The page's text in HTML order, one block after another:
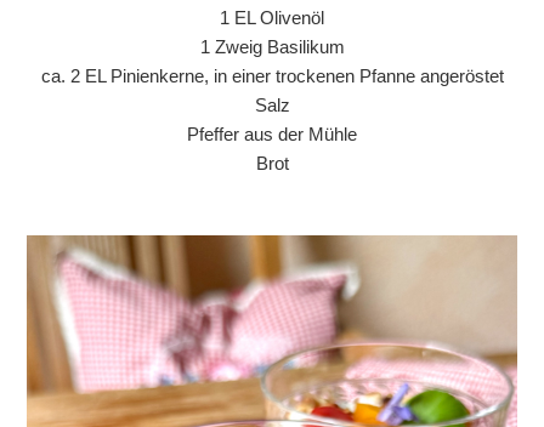
1 EL Olivenöl
1 Zweig Basilikum
ca. 2 EL Pinienkerne, in einer trockenen Pfanne angeröstet
Salz
Pfeffer aus der Mühle
Brot